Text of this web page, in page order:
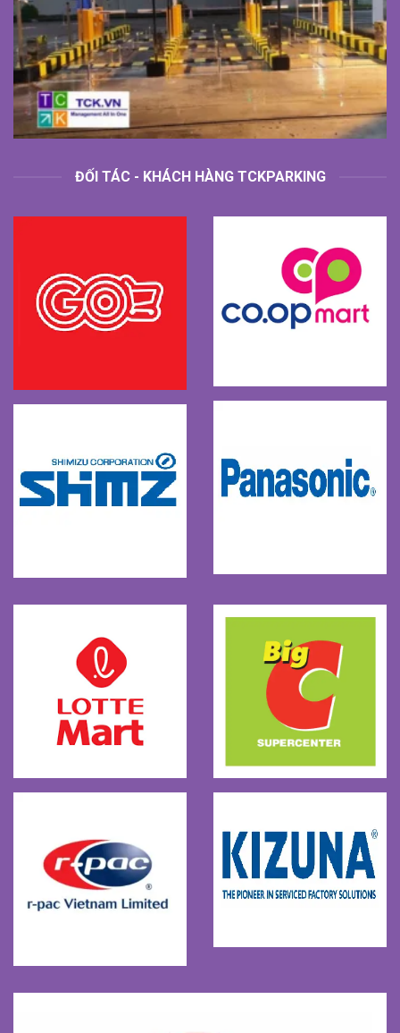
ĐỐI TÁC - KHÁCH HÀNG TCKPARKING